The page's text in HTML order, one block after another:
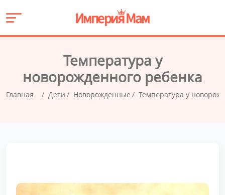
Температура у
новорожденного ребенка
Главная Дети Новорожденные Температура у